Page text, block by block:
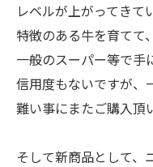
レベルが上がってきて
特徴のある牛を育てて
一般のスーパー等で手
信用度もないですが、
難い事にまたご購入頂
そして新商品として、